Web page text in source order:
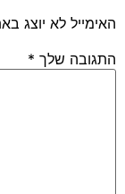
האימייל לא יוצג
התגובה שלך *